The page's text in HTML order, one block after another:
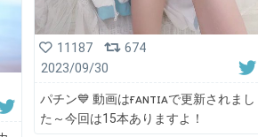
11187
674
2023/09/30
パチン💙 動画はғᴀɴᴛɪᴀで更新されまし
た～今回は15本ありますよ！